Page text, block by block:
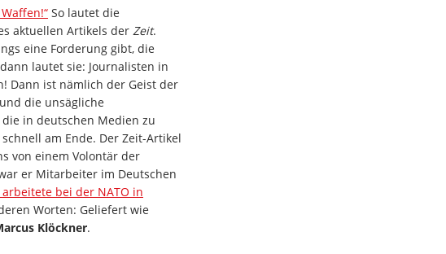
So lautet die
aktuellen Artikels der Zeit.
eine Forderung gibt, die
lautet sie: Journalisten in
Dann ist nämlich der Geist der
die unsägliche
in deutschen Medien zu
am Ende. Der Zeit-Artikel
von einem Volontär der
er Mitarbeiter im Deutschen
bei der NATO in
Worten: Geliefert wie
Klöckner.